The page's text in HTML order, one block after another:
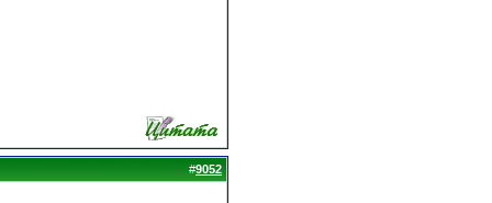
#9052